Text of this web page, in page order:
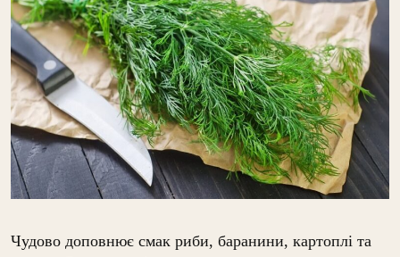
Чудово доповнює смак риби, баранини, картоплі та